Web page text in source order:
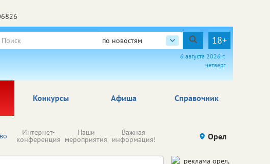
по новостям 18+
6 августа 2026 г.
четверг
Афиша Справочник
Конкурсы
Интернет-
конференция
Наши
мероприятия
Важная
информация! Происшествия Здоровье
Орел